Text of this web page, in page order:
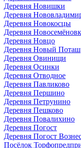
Деревня Новишки
Деревня
Деревня Новокосцы
Деревня
Деревня Новцо
Деревня Новый Поташ
Деревня Овинищи
Деревня Осинки
Деревня Отводное
Деревня Павликово
Деревня Першино
Деревня Петрунино
Деревня Пешково
Деревня Повалихино
Деревня Погост
Деревня Погост
Посёлок